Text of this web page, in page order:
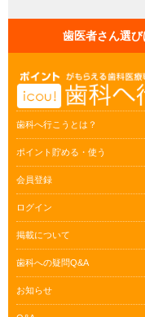
歯医者さん選
歯科へ行こうとは？
ポイント貯める・使う
会員登録
ログイン
掲載について
歯科への疑問Q&A
お知らせ